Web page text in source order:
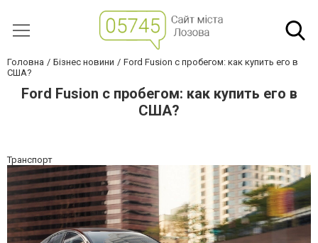
Головна Бізнес новини
Ford Fusion с пробегом: как купить его в
США?
Ford Fusion с пробегом: как купить его в
США?
Транспорт